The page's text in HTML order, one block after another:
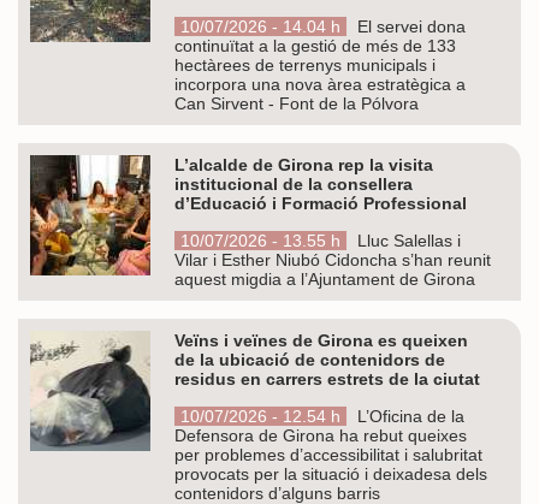
10/07/2026 - 14.04 h
El servei dona
continuïtat a la gestió de més de 133
hectàrees de terrenys municipals i
incorpora una nova àrea estratègica a
Can Sirvent - Font de la Pólvora
L’alcalde de Girona rep la visita
institucional de la consellera
d’Educació i Formació Professional
10/07/2026 - 13.55 h
Lluc Salellas i
Vilar i Esther Niubó Cidoncha s’han reunit
aquest migdia a l’Ajuntament de Girona
Veïns i veïnes de Girona es queixen
de la ubicació de contenidors de
residus en carrers estrets de la ciutat
10/07/2026 - 12.54 h
L’Oficina de la
Defensora de Girona ha rebut queixes
per problemes d’accessibilitat i salubritat
provocats per la situació i deixadesa dels
contenidors d’alguns barris